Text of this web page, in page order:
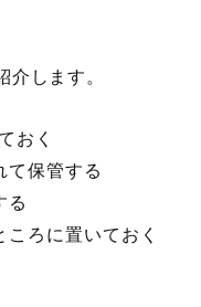
します。
おく
て保管する
る
ろに置いておく